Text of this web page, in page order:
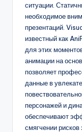
&
D
it
ситуации.
необходимое
презентаций.
известный как
для этих
анимации на
позволяет
данные в
персонажей и
обеспечивают
смягчении